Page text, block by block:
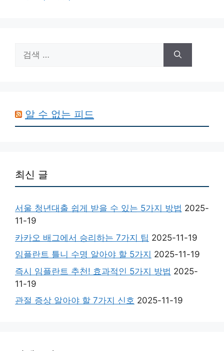
색:
알 수 없는 피드
최신 글
서울 청년대출 쉽게 받을 수 있는 5가지 방법 2025-
11-19
카카오 배그에서 승리하는 7가지 팁 2025-11-19
임플란트 틀니 수명 알아야 할 5가지 2025-11-19
즉시 임플란트 추천! 효과적인 5가지 방법 2025-
11-19
관절 증상 알아야 할 7가지 신호 2025-11-19